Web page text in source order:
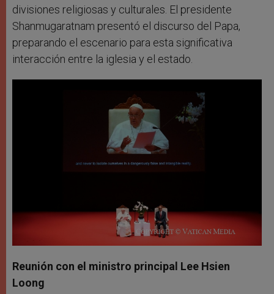
divisiones religiosas y culturales. El presidente
Shanmugaratnam presentó el discurso del Papa,
preparando el escenario para esta significativa
interacción entre la iglesia y el estado.
Reunión con el ministro principal Lee Hsien
Loong